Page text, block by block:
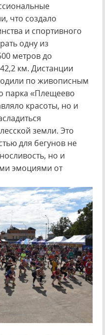
что создало
и спортивного
одну из
метров до
км. Дистанции
по живописным
парка «Плещеево
красоты, но и
земли. Это
для бегунов не
но и
эмоциями от